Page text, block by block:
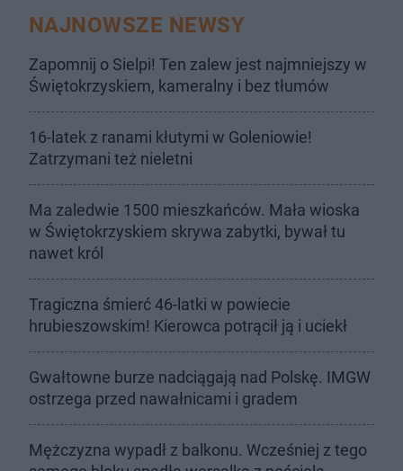
NAJNOWSZE NEWSY
Zapomnij o Sielpi! Ten zalew jest najmniejszy w
Świętokrzyskiem, kameralny i bez tłumów
16-latek z ranami kłutymi w Goleniowie!
Zatrzymani też nieletni
Ma zaledwie 1500 mieszkańców. Mała wioska
w Świętokrzyskiem skrywa zabytki, bywał tu
nawet król
Tragiczna śmierć 46-latki w powiecie
hrubieszowskim! Kierowca potrącił ją i uciekł
Gwałtowne burze nadciągają nad Polskę. IMGW
ostrzega przed nawałnicami i gradem
Mężczyzna wypadł z balkonu. Wcześniej z tego